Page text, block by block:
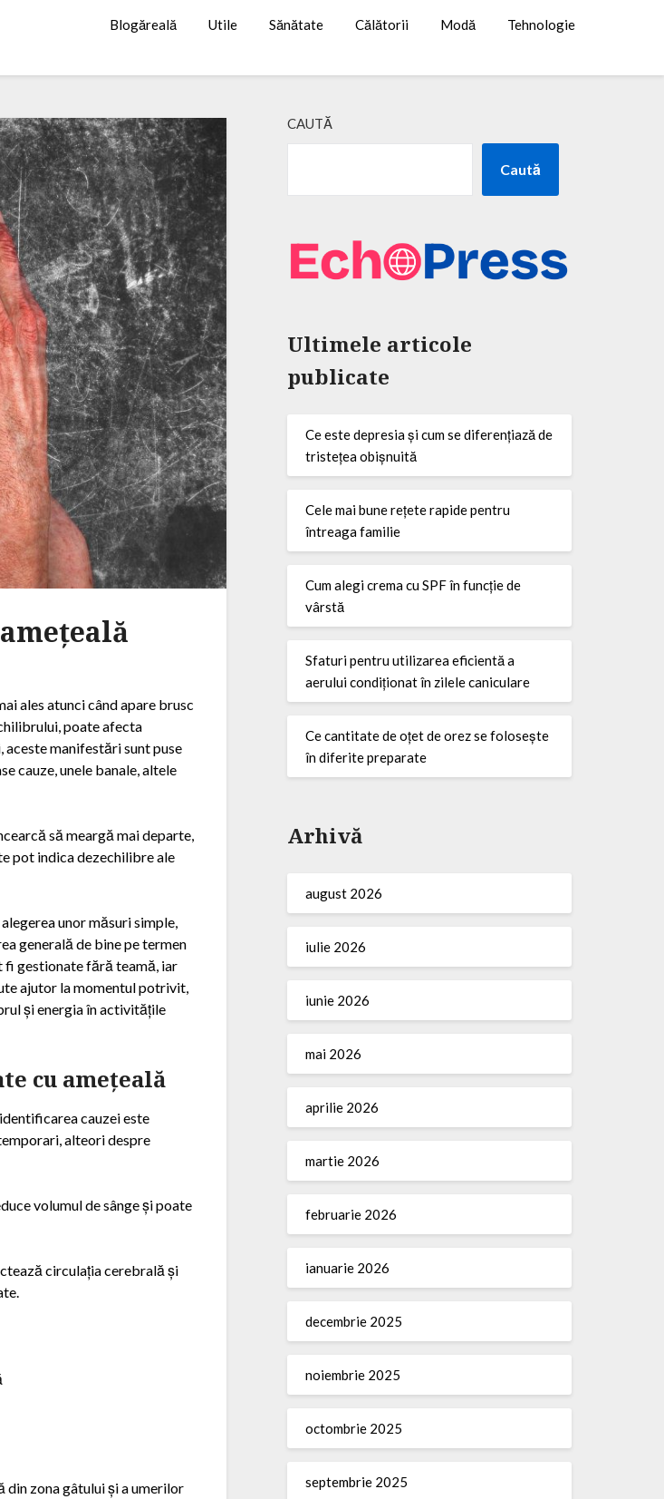
Blogăreală Utile Sănătate Călătorii Modă Tehnologie
ales atunci când apare brusc
poate afecta
manifestări sunt puse
cauze, unele banale, altele
să meargă mai departe,
pot indica dezechilibre ale
unor măsuri simple,
generală de bine pe termen
fi gestionate fără teamă, iar
ajutor la momentul potrivit,
și energia în activitățile
cu amețeală
cauzei este
alteori despre
volumul de sânge și poate
circulația cerebrală și
din zona gâtului și a umerilor
CAUTĂ
Caută
Ultimele articole
publicate
Ce este depresia și cum se diferențiază de
tristețea obișnuită
Cele mai bune rețete rapide pentru
întreaga familie
Cum alegi crema cu SPF în funcție de
vârstă
Sfaturi pentru utilizarea eficientă a
aerului condiționat în zilele caniculare
Ce cantitate de oțet de orez se folosește
în diferite preparate
Arhivă
august 2026
iulie 2026
iunie 2026
mai 2026
aprilie 2026
martie 2026
februarie 2026
ianuarie 2026
decembrie 2025
noiembrie 2025
octombrie 2025
septembrie 2025